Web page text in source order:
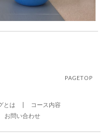
PAGETOP
とは
コース内容
お問い合わせ